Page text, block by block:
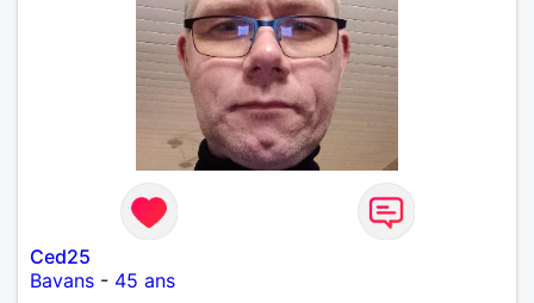
Ced25
Bavans - 45 ans